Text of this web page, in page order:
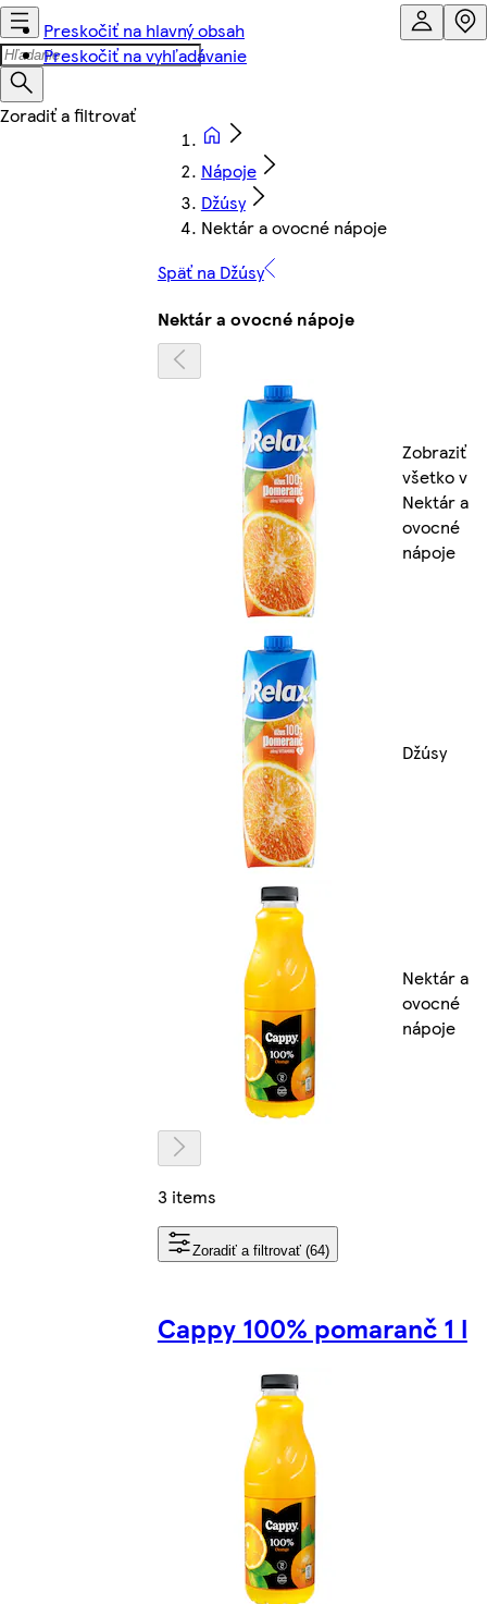
Preskočiť na hlavný obsah
Preskočiť na vyhľadávanie
Nápoje
Džúsy
Nektár a ovocné nápoje
Späť na Džúsy
Nektár a ovocné nápoje
Zobraziť
všetko v
Nektár a
ovocné
nápoje
Džúsy
Nektár a
ovocné
nápoje
3 items
Zoradiť a filtrovať (64)
Cappy 100% pomaranč 1 l